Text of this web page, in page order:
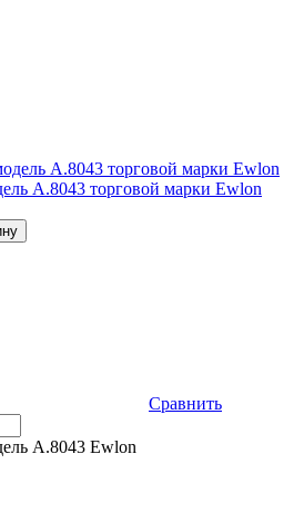
A.8043 торговой марки Ewlon
Сравнить
A.8043 Ewlon